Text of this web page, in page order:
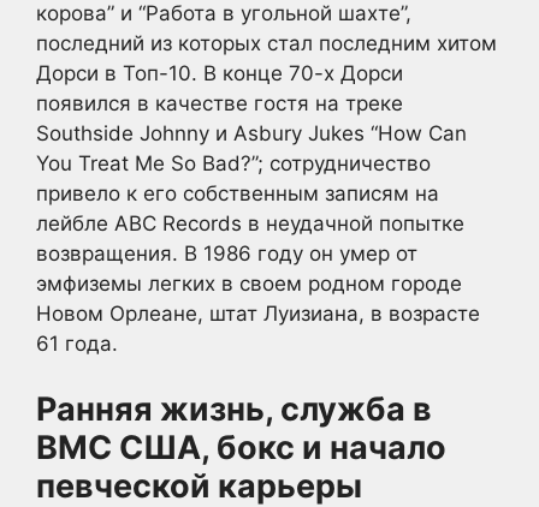
корова” и “Работа в угольной шахте”,
последний из которых стал последним хитом
Дорси в Топ-10. В конце 70-х Дорси
появился в качестве гостя на треке
Southside Johnny и Asbury Jukes “How Can
You Treat Me So Bad?”; сотрудничество
привело к его собственным записям на
лейбле ABC Records в неудачной попытке
возвращения. В 1986 году он умер от
эмфиземы легких в своем родном городе
Новом Орлеане, штат Луизиана, в возрасте
61 года.
Ранняя жизнь, служба в
ВМС США, бокс и начало
певческой карьеры